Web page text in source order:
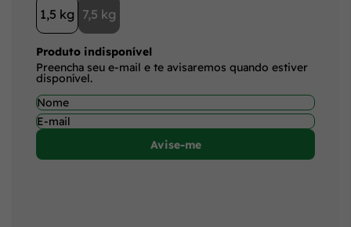
1,5 kg 7,5 kg
Produto indisponível
Preencha seu e-mail e te avisaremos quando estiver
disponível.
Avise-me